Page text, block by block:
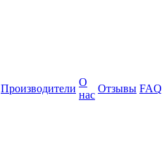
Производители
О
нас
Отзывы FAQ